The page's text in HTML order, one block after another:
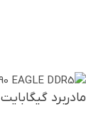
مادربرد گیگابایت GIGABYTE Z790 EAGLE DDR5